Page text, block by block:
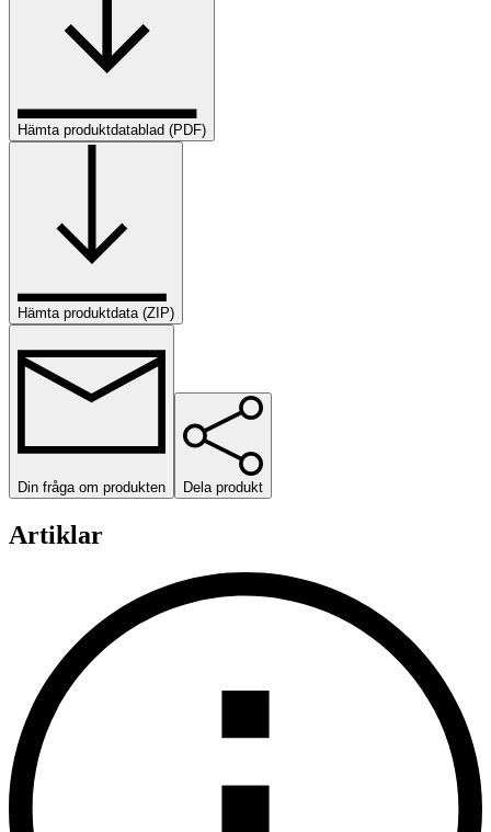
Hämta produktdatablad (PDF)
Hämta produktdata (ZIP)
Din fråga om produkten Dela produkt
Artiklar